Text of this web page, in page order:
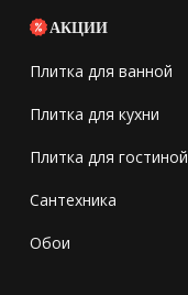
АКЦИИ
Плитка для ванной
Плитка для кухни
Плитка для гостиной
Сантехника
Обои